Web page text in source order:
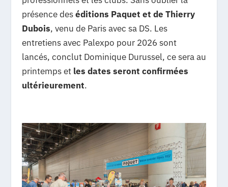
présence deséditions Paquet et de Thierry
Dubois, venu de Paris avec sa DS. Les
entretiens avec Palexpo pour 2026 sont
lancés, conclut Dominique Durussel, ce sera au
printemps et les dates seront confirmées
ultérieurement.